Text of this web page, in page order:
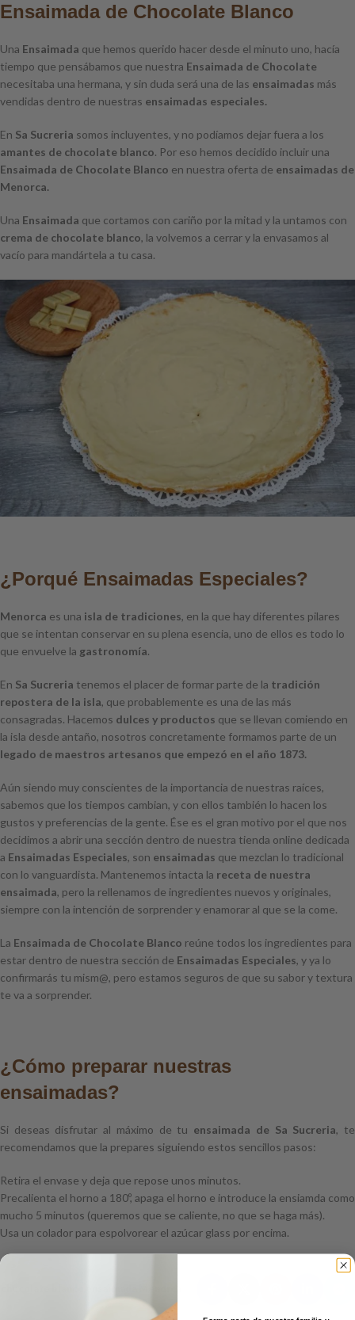
Ensaimada de Chocolate Blanco
Una Ensaimada que hemos querido hacer desde el minuto uno, hacía
tiempo que pensábamos que nuestra Ensaimada de Chocolate
necesitaba una hermana, y sin duda será una de las ensaimadas más
vendidas dentro de nuestras ensaimadas especiales.
En Sa Sucreria somos incluyentes, y no podíamos dejar fuera a los
amantes de chocolate blanco. Por eso hemos decidido incluir una
Ensaimada de Chocolate Blanco en nuestra oferta de ensaimadas de
Menorca.
Una Ensaimada que cortamos con cariño por la mitad y la untamos con
crema de chocolate blanco, la volvemos a cerrar y la envasamos al
vacío para mandártela a tu casa.
¿Porqué Ensaimadas Especiales?
Menorca es una isla de tradiciones, en la que hay diferentes pilares
que se intentan conservar en su plena esencia, uno de ellos es todo lo
que envuelve la gastronomía.
En Sa Sucreria tenemos el placer de formar parte de la tradición
repostera de la isla, que probablemente es una de las más
consagradas. Hacemos dulces y productos que se llevan comiendo en
la isla desde antaño, nosotros concretamente formamos parte de un
legado de maestros artesanos que empezó en el año 1873.
Aún siendo muy conscientes de la importancia de nuestras raíces,
sabemos que los tiempos cambian, y con ellos también lo hacen los
gustos y preferencias de la gente. Ése es el gran motivo por el que nos
decidimos a abrir una sección dentro de nuestra tienda online dedicada
a Ensaimadas Especiales, son ensaimadas que mezclan lo tradicional
con lo vanguardista. Mantenemos intacta la receta de nuestra
ensaimada, pero la rellenamos de ingredientes nuevos y originales,
siempre con la intención de sorprender y enamorar al que se la come.
La Ensaimada de Chocolate Blanco reúne todos los ingredientes para
estar dentro de nuestra sección de Ensaimadas Especiales, y ya lo
confirmarás tu mism@, pero estamos seguros de que su sabor y textura
te va a sorprender.
¿Cómo preparar nuestras
ensaimadas?
Si deseas disfrutar al máximo de tu ensaimada de Sa Sucreria, te
recomendamos que la prepares siguiendo estos sencillos pasos:
Retira el envase y deja que repose unos minutos.
Precalienta el horno a 180º, apaga el horno e introduce la ensiamda como
mucho 5 minutos (queremos que se caliente, no que se haga más).
Usa un colador para espolvorear el azúcar glass por encima.